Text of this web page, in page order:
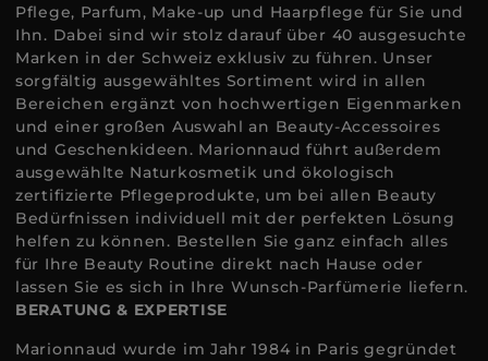
Pflege, Parfum, Make-up und Haarpflege für Sie und
Ihn. Dabei sind wir stolz darauf über 40 ausgesuchte
Marken in der Schweiz exklusiv zu führen. Unser
sorgfältig ausgewähltes Sortiment wird in allen
Bereichen ergänzt von hochwertigen Eigenmarken
und einer großen Auswahl an Beauty-Accessoires
und Geschenkideen. Marionnaud führt außerdem
ausgewählte Naturkosmetik und ökologisch
zertifizierte Pflegeprodukte, um bei allen Beauty
Bedürfnissen individuell mit der perfekten Lösung
helfen zu können. Bestellen Sie ganz einfach alles
für Ihre Beauty Routine direkt nach Hause oder
lassen Sie es sich in Ihre Wunsch-Parfümerie liefern.
BERATUNG & EXPERTISE
Marionnaud wurde im Jahr 1984 in Paris gegründet